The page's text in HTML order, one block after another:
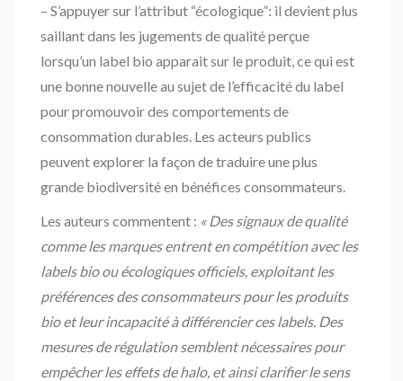
– S’appuyer sur l’attribut “écologique”: il devient plus
saillant dans les jugements de qualité perçue
lorsqu’un label bio apparait sur le produit, ce qui est
une bonne nouvelle au sujet de l’efficacité du label
pour promouvoir des comportements de
consommation durables. Les acteurs publics
peuvent explorer la façon de traduire une plus
grande biodiversité en bénéfices consommateurs.
Les auteurs commentent : « Des signaux de qualité
comme les marques entrent en compétition avec les
labels bio ou écologiques officiels, exploitant les
préférences des consommateurs pour les produits
bio et leur incapacité à différencier ces labels. Des
mesures de régulation semblent nécessaires pour
empêcher les effets de halo, et ainsi clarifier le sens